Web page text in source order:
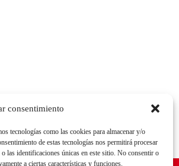
consentimiento
tecnologías como las cookies para almacenar y/o
de estas tecnologías nos permitirá procesar
las identificaciones únicas en este sitio. No consentir o
a ciertas características y funciones.